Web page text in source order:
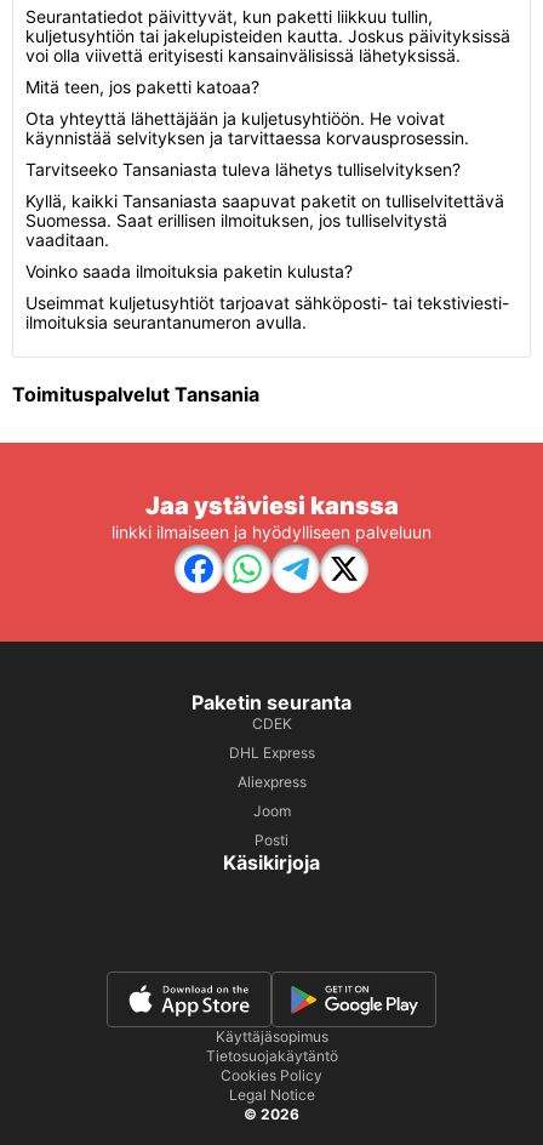
Seurantatiedot päivittyvät, kun paketti liikkuu tullin,
kuljetusyhtiön tai jakelupisteiden kautta. Joskus päivityksissä
voi olla viivettä erityisesti kansainvälisissä lähetyksissä.
Mitä teen, jos paketti katoaa?
Ota yhteyttä lähettäjään ja kuljetusyhtiöön. He voivat
käynnistää selvityksen ja tarvittaessa korvausprosessin.
Tarvitseeko Tansaniasta tuleva lähetys tulliselvityksen?
Kyllä, kaikki Tansaniasta saapuvat paketit on tulliselvitettävä
Suomessa. Saat erillisen ilmoituksen, jos tulliselvitystä
vaaditaan.
Voinko saada ilmoituksia paketin kulusta?
Useimmat kuljetusyhtiöt tarjoavat sähköposti- tai tekstiviesti-
ilmoituksia seurantanumeron avulla.
Toimituspalvelut Tansania
Jaa ystäviesi kanssa
linkki ilmaiseen ja hyödylliseen palveluun
Paketin seuranta
CDEK
DHL Express
Aliexpress
Joom
Posti
Käsikirjoja
Käyttäjäsopimus
Tietosuojakäytäntö
Cookies Policy
Legal Notice
© 2026